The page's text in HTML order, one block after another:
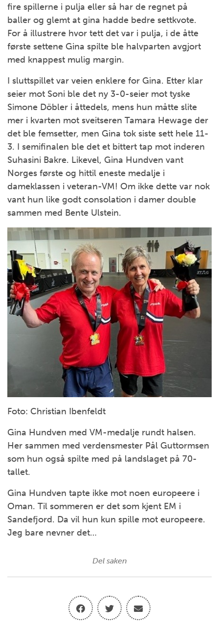
fire spillerne i pulja eller så har de regnet på
baller og glemt at gina hadde bedre settkvote.
For å illustrere hvor tett det var i pulja, i de åtte
første settene Gina spilte ble halvparten avgjort
med knappest mulig margin.
I sluttspillet var veien enklere for Gina. Etter klar
seier mot Soni ble det ny 3-0-seier mot tyske
Simone Döbler i åttedels, mens hun måtte slite
mer i kvarten mot sveitseren Tamara Hewage der
det ble femsetter, men Gina tok siste sett hele 11-
3. I semifinalen ble det et bittert tap mot inderen
Suhasini Bakre. Likevel, Gina Hundven vant
Norges første og hittil eneste medalje i
dameklassen i veteran-VM! Om ikke dette var nok
vant hun like godt consolation i damer double
sammen med Bente Ulstein.
Foto: Christian Ibenfeldt
Gina Hundven med VM-medalje rundt halsen.
Her sammen med verdensmester Pål Guttormsen
som hun også spilte med på landslaget på 70-
tallet.
Gina Hundven tapte ikke mot noen europeere i
Oman. Til sommeren er det som kjent EM i
Sandefjord. Da vil hun kun spille mot europeere.
Jeg bare nevner det…
Del saken